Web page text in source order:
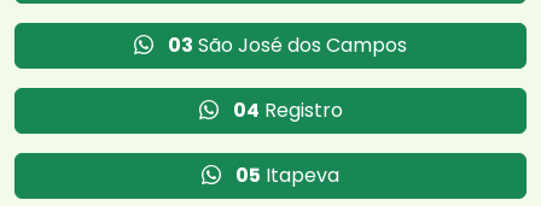
03 São José dos Campos
04 Registro
05 Itapeva